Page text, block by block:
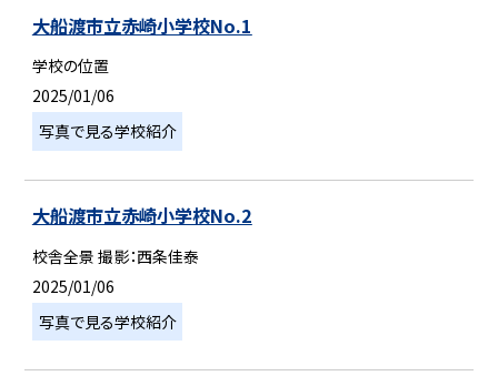
大船渡市立赤崎小学校No.1
学校の位置
2025/01/06
写真で見る学校紹介
大船渡市立赤崎小学校No.2
校舎全景 撮影：西条佳泰
2025/01/06
写真で見る学校紹介